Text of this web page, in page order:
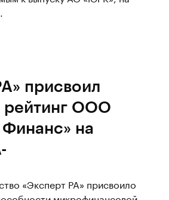
присвоил
рейтинг ООО
на
«Эксперт РА» присвоило